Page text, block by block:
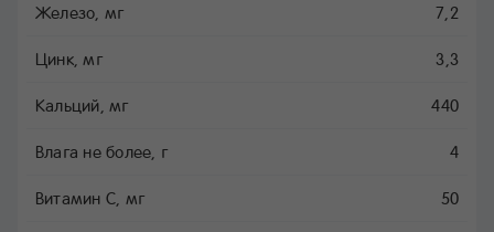
Железо, мг 7,2
Цинк, мг 3,3
Кальций, мг 440
Влага не более, г 4
Витамин C, мг 50